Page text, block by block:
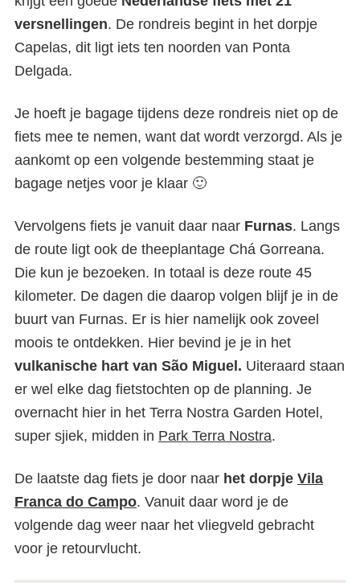
versnellingen. De rondreis begint in het dorpje
Capelas, dit ligt iets ten noorden van Ponta
Delgada.
Je hoeft je bagage tijdens deze rondreis niet op de
fiets mee te nemen, want dat wordt verzorgd. Als je
aankomt op een volgende bestemming staat je
bagage netjes voor je klaar 🙂
Vervolgens fiets je vanuit daar naar Furnas. Langs
de route ligt ook de theeplantage Chá Gorreana.
Die kun je bezoeken. In totaal is deze route 45
kilometer. De dagen die daarop volgen blijf je in de
buurt van Furnas. Er is hier namelijk ook zoveel
moois te ontdekken. Hier bevind je je in het
vulkanische hart van São Miguel. Uiteraard staan
er wel elke dag fietstochten op de planning. Je
overnacht hier in het Terra Nostra Garden Hotel,
super sjiek, midden in Park Terra Nostra.
De laatste dag fiets je door naar het dorpje Vila
Franca do Campo. Vanuit daar word je de
volgende dag weer naar het vliegveld gebracht
voor je retourvlucht.